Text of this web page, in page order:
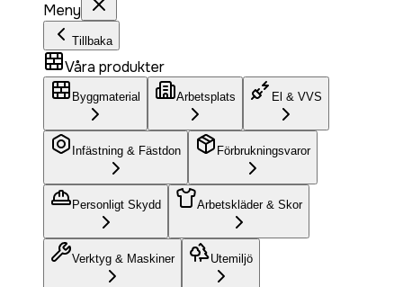
Meny
Tillbaka
Våra produkter
Byggmaterial Arbetsplats El & VVS
Infästning & Fästdon Förbrukningsvaror
Personligt Skydd Arbetskläder & Skor
Verktyg & Maskiner Utemiljö